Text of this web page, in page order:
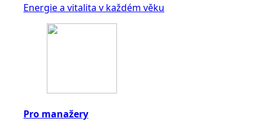
Energie a vitalita v každém věku
Pro manažery